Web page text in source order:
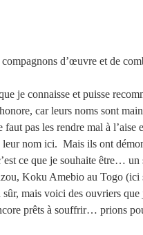
d’œuvre et de
je connaisse et puisse
car leurs noms sont
pas les rendre mal à
nom ici. Mais ils ont
ce que je souhaite être… un
Koku Amebio au Togo
mais voici des ouvriers
prêts à souffrir… prions